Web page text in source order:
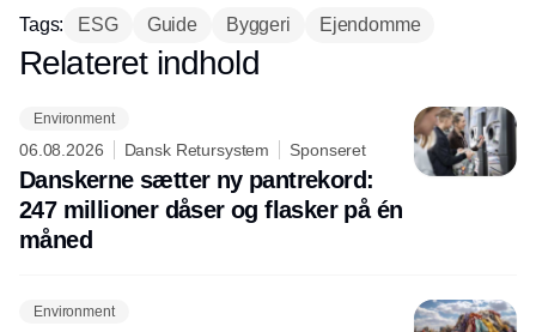
Tags: ESG Guide Byggeri Ejendomme
Annonce
Relateret indhold
Environment
06.08.2026 Dansk Retursystem Sponseret
Danskerne sætter ny pantrekord:
247 millioner dåser og flasker på én
måned
Environment